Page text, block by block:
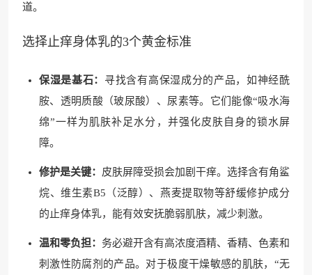
道。
选择止痒身体乳的3个黄金标准
保湿是基石： 寻找含有高保湿成分的产品，如神经酰
胺、透明质酸（玻尿酸）、尿素等。它们能像“吸水海
绵”一样为肌肤补足水分，并强化皮肤自身的锁水屏
障。
修护是关键： 皮肤屏障受损会加剧干痒。选择含有角鲨
烷、维生素B5（泛醇）、燕麦提取物等舒缓修护成分
的止痒身体乳，能有效安抚脆弱肌肤，减少刺激。
温和零负担： 务必避开含有高浓度酒精、香精、色素和
刺激性防腐剂的产品。对于极度干燥敏感的肌肤，“无